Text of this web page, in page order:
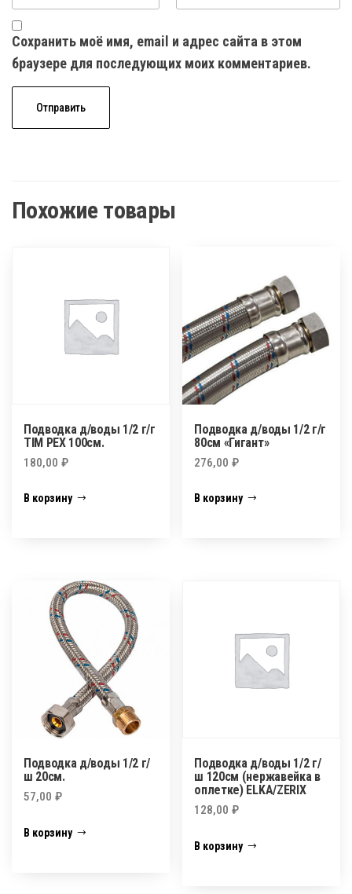
Сохранить моё имя, email и адрес сайта в этом
браузере для последующих моих комментариев.
Похожие товары
Подводка д/воды 1/2 г/г
TIM PEX 100см.
180,00 ₽
В корзину
Подводка д/воды 1/2 г/г
80см «Гигант»
276,00₽
В корзину
Подводка д/воды 1/2 г/
ш 20см.
57,00 ₽
В корзину
Подводка д/воды 1/2 г/
ш 120см (нержавейка в
оплетке) ELKA/ZERIX
128,00₽
В корзину